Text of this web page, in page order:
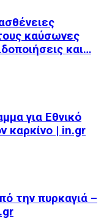
καύσωνες
και…
για Εθνικό
καρκίνο | in.gr
την πυρκαγιά –